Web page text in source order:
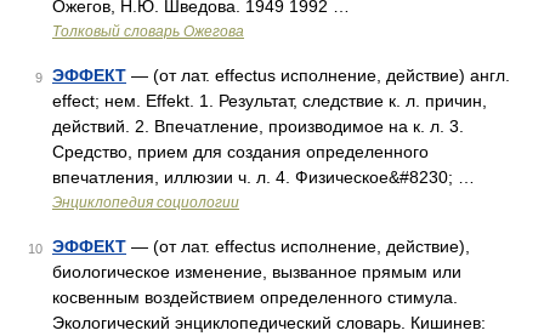
Ожегов, Н.Ю. Шведова. 1949 1992 …
Толковый словарь Ожегова
9 ЭФФЕКТ — (от лат. effectus исполнение, действие) англ.
effect; нем. Effekt. 1. Результат, следствие к. л. причин,
действий. 2. Впечатление, производимое на к. л. 3.
Средство, прием для создания определенного
впечатления, иллюзии ч. л. 4. Физическое&#8230; …
Энциклопедия социологии
10 ЭФФЕКТ — (от лат. effectus исполнение, действие),
биологическое изменение, вызванное прямым или
косвенным воздействием определенного стимула.
Экологический энциклопедический словарь. Кишинев: